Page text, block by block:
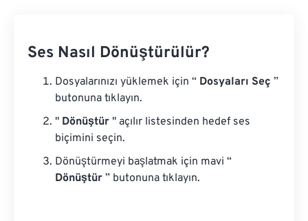
Ses Nasıl Dönüştürülür?
Dosyalarınızı yüklemek için “ Dosyaları Seç ”
butonuna tıklayın.
" Dönüştür " açılır listesinden hedef ses
biçimini seçin.
Dönüştürmeyi başlatmak için mavi “
Dönüştür ” butonuna tıklayın.